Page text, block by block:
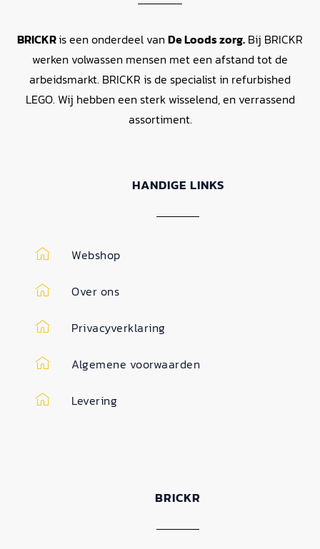
BRICKRis een onderdeel van De Loods zorg. Bij BRICKR
werken volwassen mensen met een afstand tot de
arbeidsmarkt. BRICKR is de specialist in refurbished
LEGO. Wij hebben een sterk wisselend, en verrassend
assortiment.
HANDIGE LINKS
Webshop
Over ons
Privacyverklaring
Algemene voorwaarden
Levering
BRICKR